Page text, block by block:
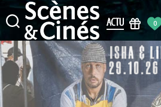
Scènes
&
Cinés
0